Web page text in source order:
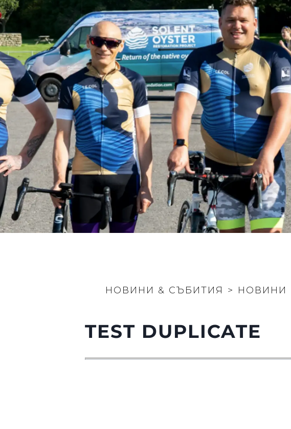
НОВИНИ & СЪБИТИЯ > НОВИНИ
TEST DUPLICATE
Информация
Карта На Сайта
Контакти
Предпочитания За
Бисквитки
Registered Office
Test Valuation Form
Sunseeker Range
Brochure